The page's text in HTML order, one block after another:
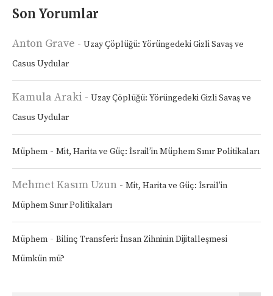
Son Yorumlar
Anton Grave - Uzay Çöplüğü: Yörüngedeki Gizli Savaş ve
Casus Uydular
Kamula Araki - Uzay Çöplüğü: Yörüngedeki Gizli Savaş ve
Casus Uydular
Müphem - Mit, Harita ve Güç: İsrail’in Müphem Sınır Politikaları
Mehmet Kasım Uzun - Mit, Harita ve Güç: İsrail’in
Müphem Sınır Politikaları
Müphem - Bilinç Transferi: İnsan Zihninin Dijitalleşmesi
Mümkün mü?